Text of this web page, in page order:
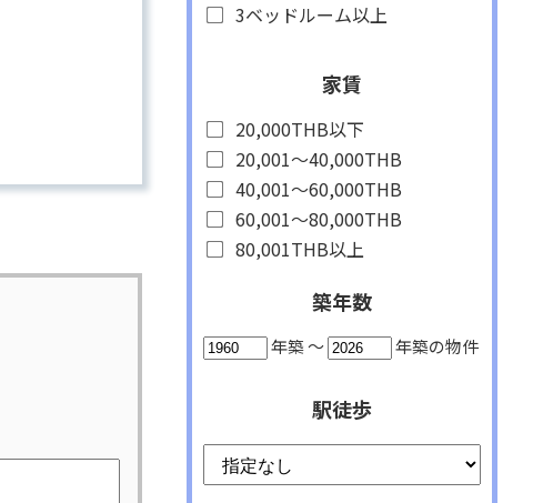
3ベッドルーム以上
家賃
20,000THB以下
20,001〜40,000THB
40,001〜60,000THB
60,001〜80,000THB
80,001THB以上
築年数
年築 〜 年築の物件
駅徒歩